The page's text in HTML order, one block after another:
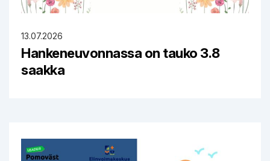
Hankeneuvonnassa on tauko 3.8
saakka
13.07.2026